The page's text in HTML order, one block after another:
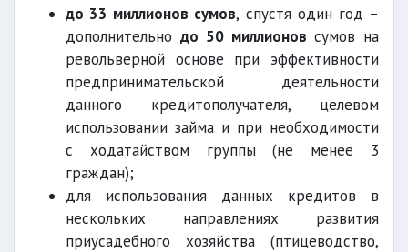
до 33 миллионов сумов, спустя один год –
дополнительно до 50 миллионов сумов на
револьверной основе при эффективности
предпринимательской деятельности
данного кредитополучателя, целевом
использовании займа и при необходимости
с ходатайством группы (не менее 3
граждан);
для использования данных кредитов в
нескольких направлениях развития
приусадебного хозяйства (птицеводство,